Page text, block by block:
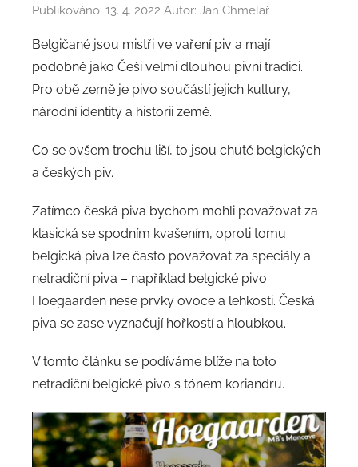
Publikováno: 13. 4. 2022 Autor: Jan Chmelař
Belgičané jsou mistři ve vaření piv a mají
podobně jako Češi velmi dlouhou pivní tradici.
Pro obě země je pivo součástí jejich kultury,
národní identity a historii země.
Co se ovšem trochu liší, to jsou chutě belgických
a českých piv.
Zatímco česká piva bychom mohli považovat za
klasická se spodním kvašením, oproti tomu
belgická piva lze často považovat za speciály a
netradiční piva – například belgické pivo
Hoegaarden nese prvky ovoce a lehkosti. Česká
piva se zase vyznačují hořkostí a hloubkou.
V tomto článku se podíváme blíže na toto
netradiční belgické pivo s tónem koriandru.